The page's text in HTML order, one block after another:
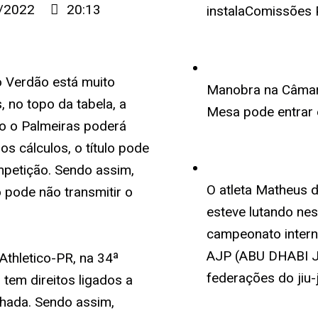
20:13
está muito
no topo da tabela, a
o Palmeiras poderá
cálculos, o título pode
Sendo assim,
pode não transmitir o
Athletico-PR, na 34ª
tem direitos ligados a
Sendo assim,
instalaComissões
Manobra na
Mesa pode
O atleta Matheus
esteve lutando
campeonato
AJP (ABU DHABI
federações do